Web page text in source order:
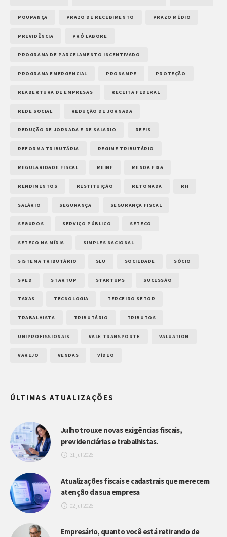
POUPANÇA PRAZO DE RECEBIMENTO PRAZO MÉDIO
PREVIDÊNCIA PRÓ LABORE
PROGRAMA DE PARCELAMENTO INCENTIVADO
PROGRAMA EMERGENCIAL PRONAMPE PROTEÇÃO
REABERTURA DE EMPRESAS RECEITA FEDERAL
REDE SOCIAL REDUÇÃO DE JORNADA
REDUÇÃO DE JORNADA E DE SALARIO REFIS
REFORMA TRIBUTÁRIA REGIME TRIBUTÁRIO
REGULARIDADE FISCAL REINF RENDA FIXA
RENDIMENTOS RESTITUIÇÃO RETOMADA RH
SALÁRIO SEGURANÇA SEGURANÇA FISCAL
SEGUROS SERVIÇO PÚBLICO SETECO
SETECO NA MÍDIA SIMPLES NACIONAL
SISTEMA TRIBUTÁRIO SLU SOCIEDADE SÓCIO
SPED STARTUP STARTUPS SUCESSÃO
TAXAS TECNOLOGIA TERCEIRO SETOR
TRABALHISTA TRIBUTÁRIO TRIBUTOS
UNIPROFISSIONAIS VALE TRANSPORTE VALUATION
VAREJO VENDAS VÍDEO
ÚLTIMAS ATUALIZAÇÕES
Julho trouxe novas exigências fiscais,
previdenciárias e trabalhistas.
31 jul 2026
Atualizações fiscais e cadastrais que merecem
atenção da sua empresa
02 jul 2026
Empresário, quanto você está retirando de